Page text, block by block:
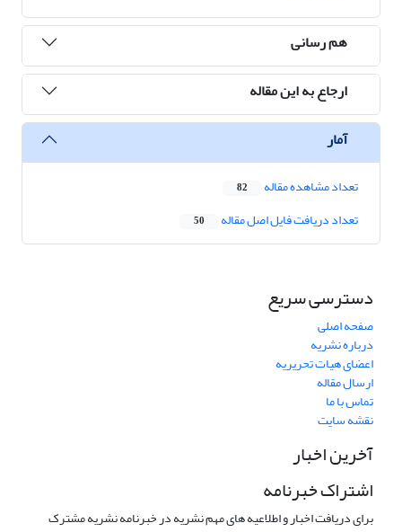
هم رسانی
ارجاع به این مقاله
آمار
تعداد مشاهده مقاله 82
تعداد دریافت فایل اصل مقاله 50
دسترسی سریع
صفحه اصلی
درباره نشریه
اعضای هیات تحریریه
ارسال مقاله
تماس با ما
نقشه سایت
آخرین اخبار
اشتراک خبرنامه
برای دریافت اخبار و اطلاعیه های مهم نشریه در خبرنامه نشریه مشترک